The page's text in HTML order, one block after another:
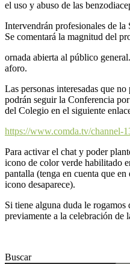
el uso y abuso de las
Intervendrán profesionales de la
Se comentará la magnitud del
ornada abierta al público
aforo.
Las personas interesadas que
podrán seguir la Conferencia
del Colegio en el siguiente
https://www.comda.tv/channel-
Para activar el chat y poder
icono de color verde habilitado
pantalla (tenga en cuenta que
icono desaparece).
Si tiene alguna duda le
previamente a la celebración de
Buscar